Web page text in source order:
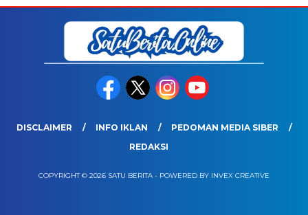
DISCLAIMER INFO IKLAN
PEDOMAN MEDIA SIBER
REDAKSI
COPYRIGHT © 2026 SATU BERITA - POWERED BY INVEX CREATIVE